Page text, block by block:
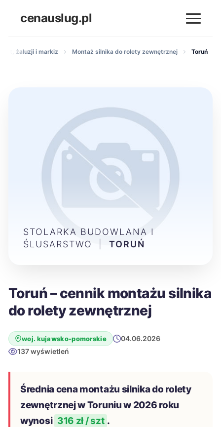
cenauslug.pl
żaluzji i markiz Montaż silnika do rolety zewnętrznej Toruń
Toruń – cennik montażu silnika
do rolety zewnętrznej
woj. kujawsko-pomorskie
04.06.2026
137 wyświetleń
Średnia cena montażu silnika do rolety
zewnętrznej w Toruniu w 2026 roku
wynosi 316 zł / szt .
STOLARKA BUDOWLANA I
ŚLUSARSTWO
TORUŃ